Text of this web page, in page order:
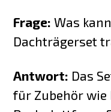
Frage: Was
Dachträgerset
Antwort: Das
für Zubehör wie